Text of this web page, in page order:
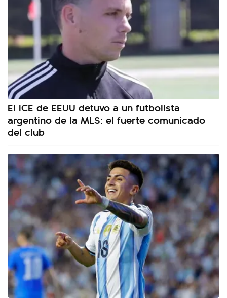
El ICE de EEUU detuvo a un futbolista
argentino de la MLS: el fuerte comunicado
del club